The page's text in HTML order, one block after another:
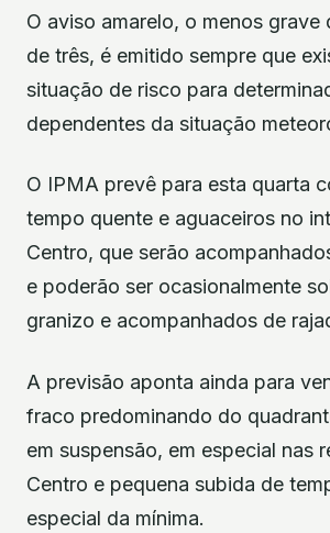
O aviso amarelo, o menos grave
de três, é emitido sempre que
situação de risco para
dependentes da situação
O IPMA prevê para esta quarta
tempo quente e aguaceiros no
Centro, que serão
e poderão ser ocasionalmente
granizo e acompanhados de
A previsão aponta ainda para
fraco predominando do
em suspensão, em especial nas
Centro e pequena subida de
especial da mínima.